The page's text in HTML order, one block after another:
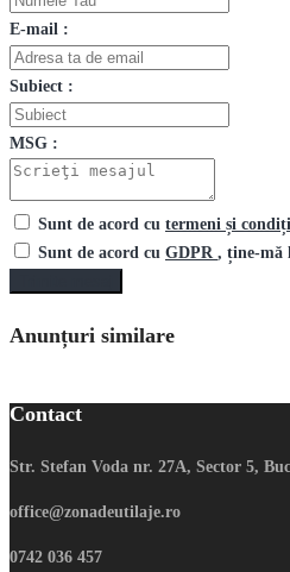
E-mail :
Subiect :
MSG :
Sunt de acord cu termeni și
Sunt de acord cu GDPR , ține-mă
Anunțuri similare
Contact
Str. Stefan Voda nr. 27A, Sector 5,
office@zonadeutilaje.ro
0742 036 457